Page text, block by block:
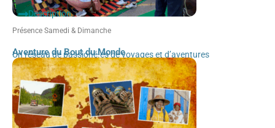
Description
Présence Samedi & Dimanche
Aventure du Bout du Monde
Un réseau de passioné.es de voyages et d’aventures